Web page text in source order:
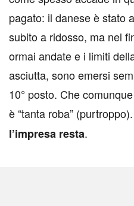
pagato: il danese è stato
subito a ridosso, ma nel
ormai andate e i limiti
asciutta, sono emersi
10° posto. Che
è “tanta roba” (purtroppo).
l’impresa resta.